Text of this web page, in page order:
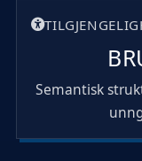
Semantisk